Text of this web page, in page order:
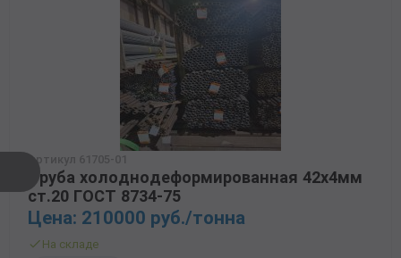
Артикул 61705-01
Труба холоднодеформированная 42х4мм
ст.20 ГОСТ 8734-75
Цена: 210000 руб./тонна
На складе